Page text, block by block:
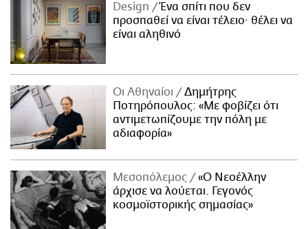
Design
Ένα σπίτι που δεν
προσπαθεί να είναι τέλειο· θέλει να
είναι αληθινό
Οι Αθηναίοι
Δημήτρης
Ποτηρόπουλος: «Με φοβίζει ότι
αντιμετωπίζουμε την πόλη με
αδιαφορία»
Μεσοπόλεμος
«Ο Νεοέλλην
άρχισε να λούεται. Γεγονός
κοσμοϊστορικής σημασίας»